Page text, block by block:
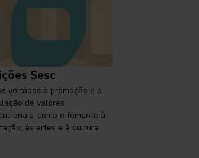
Sesc
voltados à promoção e à
de valores
como o fomento à
às artes e à cultura